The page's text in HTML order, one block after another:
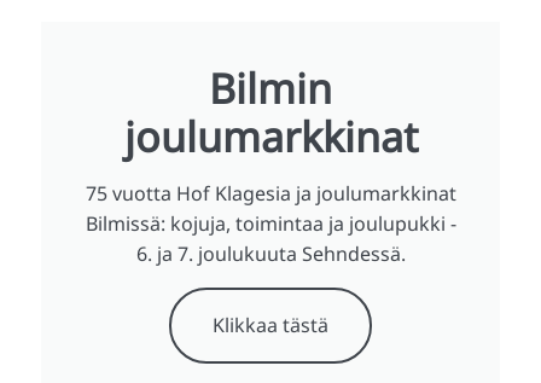
Bilmin
joulumarkkinat
75 vuotta Hof Klagesia ja joulumarkkinat
Bilmissä: kojuja, toimintaa ja joulupukki -
6. ja 7. joulukuuta Sehndessä.
Klikkaa tästä